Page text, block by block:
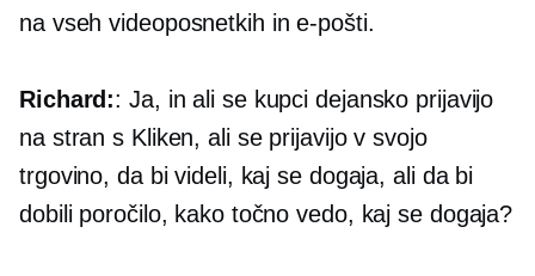
na vseh videoposnetkih in e-pošti.
Richard:: Ja, in ali se kupci dejansko prijavijo
na stran s Kliken, ali se prijavijo v svojo
trgovino, da bi videli, kaj se dogaja, ali da bi
dobili poročilo, kako točno vedo, kaj se dogaja?